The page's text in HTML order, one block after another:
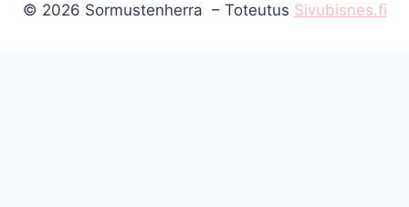
© 2026 Sormustenherra – Toteutus Sivubisnes.fi